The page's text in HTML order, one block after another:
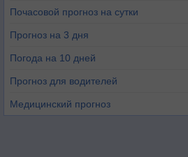
Почасовой прогноз на сутки
Прогноз на 3 дня
Погода на 10 дней
Прогноз для водителей
Медицинский прогноз